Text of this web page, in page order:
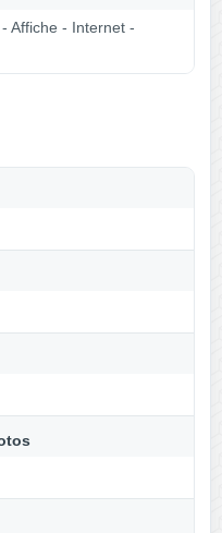
Affiche - Internet -